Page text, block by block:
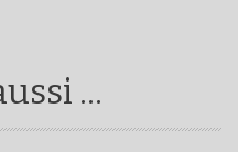
...